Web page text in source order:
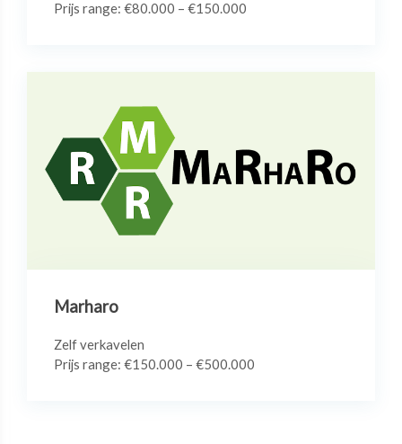
Prijs range: €80.000 – €150.000
Marharo
Zelf verkavelen
Prijs range: €150.000 – €500.000